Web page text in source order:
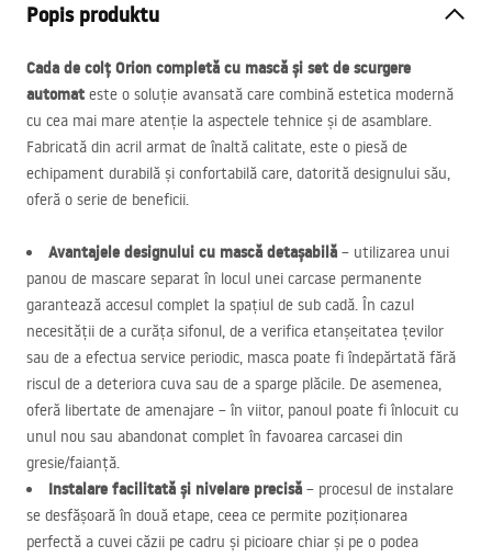
Popis produktu
Cada de colț Orion completă cu mască și set de scurgere
automat este o soluție avansată care combină estetica modernă
cu cea mai mare atenție la aspectele tehnice și de asamblare.
Fabricată din acril armat de înaltă calitate, este o piesă de
echipament durabilă și confortabilă care, datorită designului său,
oferă o serie de beneficii.
Avantajele designului cu mască detașabilă – utilizarea unui
panou de mascare separat în locul unei carcase permanente
garantează accesul complet la spațiul de sub cadă. În cazul
necesității de a curăța sifonul, de a verifica etanșeitatea țevilor
sau de a efectua service periodic, masca poate fi îndepărtată fără
riscul de a deteriora cuva sau de a sparge plăcile. De asemenea,
oferă libertate de amenajare – în viitor, panoul poate fi înlocuit cu
unul nou sau abandonat complet în favoarea carcasei din
gresie/faianță.
Instalare facilitată și nivelare precisă – procesul de instalare
se desfășoară în două etape, ceea ce permite poziționarea
perfectă a cuvei căzii pe cadru și picioare chiar și pe o podea